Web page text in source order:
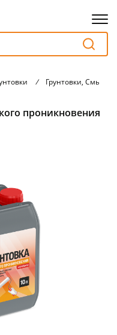
/ Грунтовки, Смывки
проникновения